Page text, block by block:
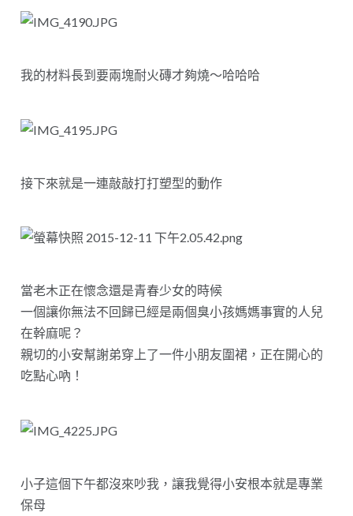
我的材料長到要兩塊耐火磚才夠燒～哈哈哈
接下來就是一連敲敲打打塑型的動作
當老木正在懷念還是青春少女的時候
一個讓你無法不回歸已經是兩個臭小孩媽媽事實的人兒
在幹麻呢？
親切的小安幫謝弟穿上了一件小朋友圍裙，正在開心的
吃點心吶！
小子這個下午都沒來吵我，讓我覺得小安根本就是專業
保母